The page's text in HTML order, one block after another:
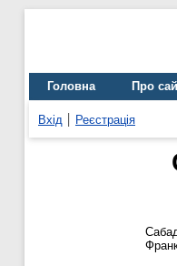
Головна Про
Вхід Реєстрація